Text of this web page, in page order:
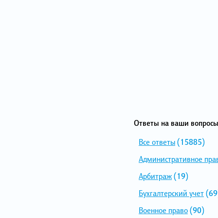
Ответы на ваши
Все ответы(15885)
Административное
Арбитраж(19)
Бухгалтерский учет
Военное право(90)